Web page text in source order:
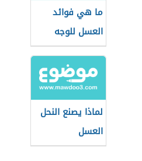
ما هي فوائد
العسل للوجه
لماذا يصنع النحل
العسل